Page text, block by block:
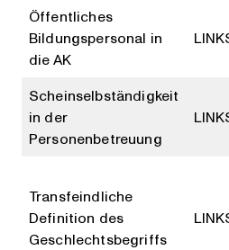
Öffentliches
Bildungspersonal in
die AK
Scheinselbständigkeit
in der
Personenbetreuung
Transfeindliche
Definition des
Geschlechtsbegriffs